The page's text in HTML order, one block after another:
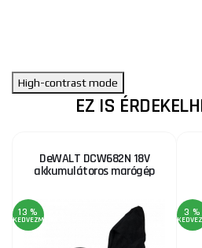
High-contrast mode
EZ IS
DeWALT DCW682N 18V
akkumulátoros marógép
13 %
KEDVEZMÉNY
3 %